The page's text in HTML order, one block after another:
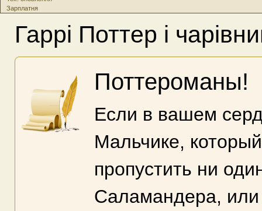
Зарплатня
Гаррі Поттер і
Поттероманы!
Если в вашем
Мальчике,
пропустить ни
Саламандера, или